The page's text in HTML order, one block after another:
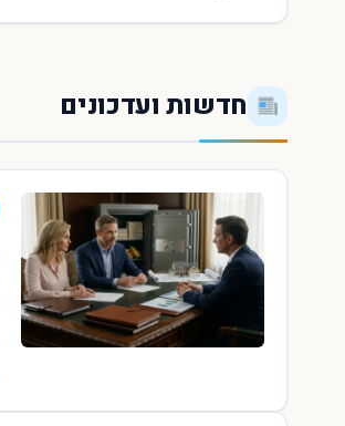
חדשות ועדכונים